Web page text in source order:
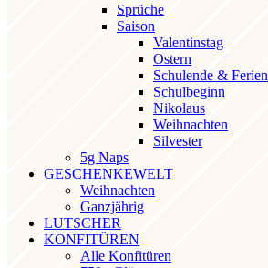
Sprüche
Saison
Valentinstag
Ostern
Schulende & Ferien
Schulbeginn
Nikolaus
Weihnachten
Silvester
5g Naps
GESCHENKEWELT
Weihnachten
Ganzjährig
LUTSCHER
KONFITÜREN
Alle Konfitüren